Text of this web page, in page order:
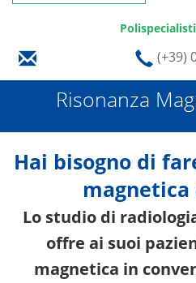
(+39)
Risonanza
Hai bisogno di
magnetica
Lo studio di
offre ai suoi
magnetica in